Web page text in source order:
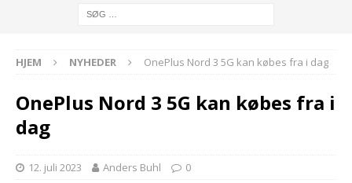
HJEM NYHEDER OnePlus Nord 3 5G kan købes fra i dag
OnePlus Nord 3 5G kan købes fra i
dag
12. juli 2023 Anders Buhl 0